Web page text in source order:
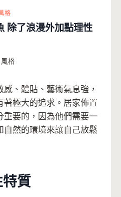
格
除了浪漫外加點理性
風格
、體貼、藝術氣息強，
著極大的追求。居家佈置
重要的，因為他們需要一
自然的環境來讓自己放鬆
質